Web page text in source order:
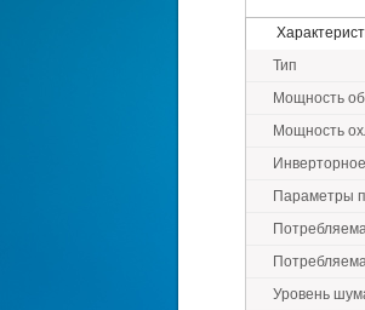
Тип
Мощность
Мощность
Параметры
Уровень